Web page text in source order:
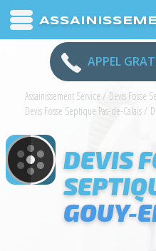
APPEL
Assainissement Service / Devis Fosse
Devis Fosse Septique Pas-de-Calais/
DEVIS
GOUY-